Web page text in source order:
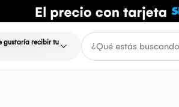
gustaría recibir tu